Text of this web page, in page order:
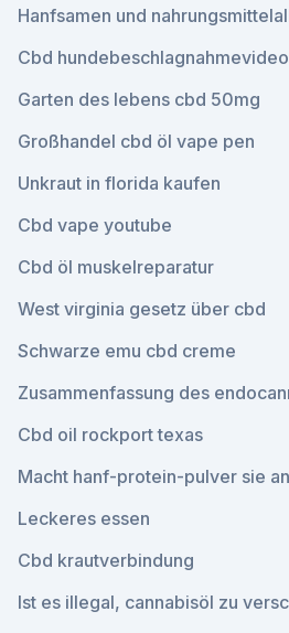
Hanfsamen und
Cbd hundebeschlagnahmevideo
Garten des lebens cbd 50mg
Großhandel cbd öl vape pen
Unkraut in florida kaufen
Cbd vape youtube
Cbd öl muskelreparatur
West virginia gesetz über cbd
Schwarze emu cbd creme
Zusammenfassung des
Cbd oil rockport texas
Macht hanf-protein-pulver sie
Leckeres essen
Cbd krautverbindung
Ist es illegal, cannabisöl zu